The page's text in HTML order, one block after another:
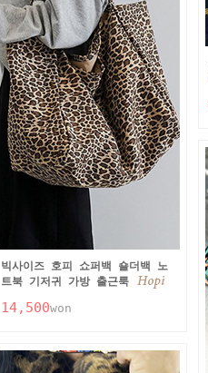
빅사이즈 호피 쇼퍼백 숄더백 노
트북 기저귀 가방 출근룩
14,500won